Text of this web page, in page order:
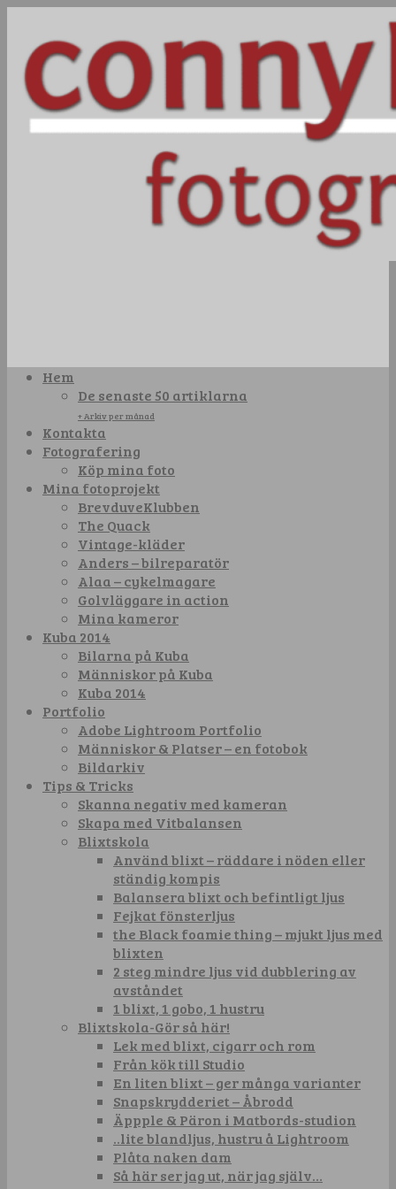
Hem
De senaste 50 artiklarna
+ Arkiv per månad
Kontakta
Fotografering
Köp mina foto
Mina fotoprojekt
BrevduveKlubben
The Quack
Vintage-kläder
Anders – bilreparatör
Alaa – cykelmagare
Golvläggare in action
Mina kameror
Kuba 2014
Bilarna på Kuba
Människor på Kuba
Kuba 2014
Portfolio
Adobe Lightroom Portfolio
Människor & Platser – en fotobok
Bildarkiv
Tips & Tricks
Skanna negativ med kameran
Skapa med Vitbalansen
Blixtskola
Använd blixt – räddare i nöden eller
ständig kompis
Balansera blixt och befintligt ljus
Fejkat fönsterljus
the Black foamie thing – mjukt ljus med
blixten
2 steg mindre ljus vid dubblering av
avståndet
1 blixt, 1 gobo, 1 hustru
Blixtskola-Gör så här!
Lek med blixt, cigarr och rom
Från kök till Studio
En liten blixt – ger många varianter
Snapskrydderiet – Åbrodd
Äppple & Päron i Matbords-studion
..lite blandljus, hustru å Lightroom
Plåta naken dam
Så här ser jag ut, när jag själv…